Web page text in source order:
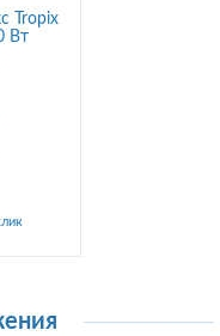
Tropix
Вт